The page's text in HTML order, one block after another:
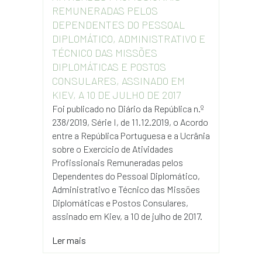
REMUNERADAS PELOS
DEPENDENTES DO PESSOAL
DIPLOMÁTICO, ADMINISTRATIVO E
TÉCNICO DAS MISSÕES
DIPLOMÁTICAS E POSTOS
CONSULARES, ASSINADO EM
KIEV, A 10 DE JULHO DE 2017
Foi publicado no Diário da República n.º
238/2019, Série I, de 11.12.2019, o Acordo
entre a República Portuguesa e a Ucrânia
sobre o Exercício de Atividades
Profissionais Remuneradas pelos
Dependentes do Pessoal Diplomático,
Administrativo e Técnico das Missões
Diplomáticas e Postos Consulares,
assinado em Kiev, a 10 de julho de 2017.
Ler mais